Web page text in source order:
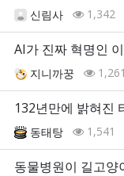
신림사 1,342
AI가 진짜 혁명인
지니까꿍 1,261
132년만에 밝혀진
동태탕 1,541
동물병원이 길고양